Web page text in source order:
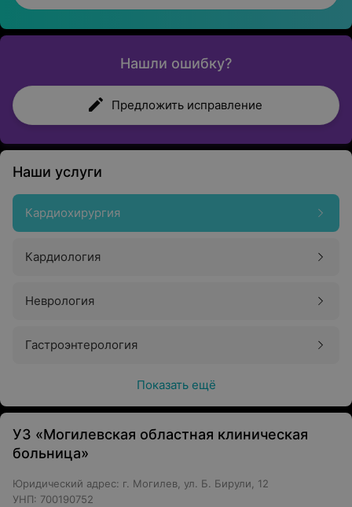
Нашли ошибку?
Предложить исправление
Наши услуги
Кардиохирургия
Кардиология
Неврология
Гастроэнтерология
Показать ещё
УЗ «Могилевская областная клиническая
больница»
Юридический адрес: г. Могилев, ул. Б. Бирули, 12
УНП: 700190752